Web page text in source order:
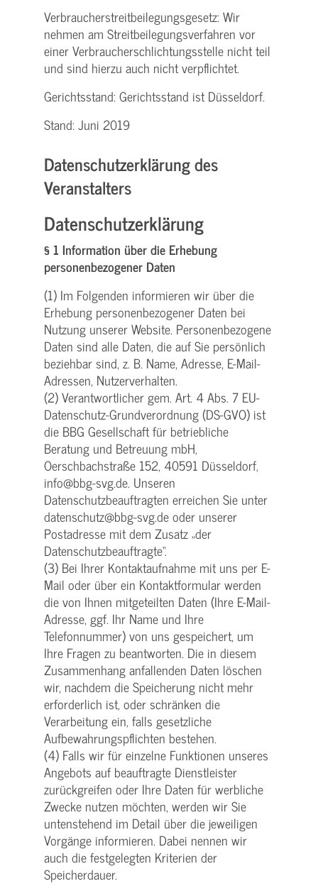
Verbraucher­streitbeilegungs­gesetz: Wir
nehmen am Streit­beilegungs­verfahren vor
einer Verbraucher­schlichtungs­stelle nicht teil
und sind hierzu auch nicht verpflichtet.
Gerichtsstand: Gerichtsstand ist Düsseldorf.
Stand: Juni 2019
Datenschutzerklärung des
Veranstalters
Datenschutzerklärung
§ 1 Information über die Erhebung
personenbezogener Daten
(1) Im Folgenden informieren wir über die
Erhebung personenbezogener Daten bei
Nutzung unserer Website. Personenbezogene
Daten sind alle Daten, die auf Sie persönlich
beziehbar sind, z. B. Name, Adresse, E-Mail-
Adressen, Nutzerverhalten.
(2) Verantwortlicher gem. Art. 4 Abs. 7 EU-
Datenschutz-Grundverordnung (DS-GVO) ist
die BBG Gesellschaft für betriebliche
Beratung und Betreuung mbH,
Oerschbachstraße 152, 40591 Düsseldorf,
info@bbg-svg.de. Unseren
Datenschutzbeauftragten erreichen Sie unter
datenschutz@bbg-svg.de oder unserer
Postadresse mit dem Zusatz „der
Datenschutzbeauftragte“.
(3) Bei Ihrer Kontaktaufnahme mit uns per E-
Mail oder über ein Kontaktformular werden
die von Ihnen mitgeteilten Daten (Ihre E-Mail-
Adresse, ggf. Ihr Name und Ihre
Telefonnummer) von uns gespeichert, um
Ihre Fragen zu beantworten. Die in diesem
Zusammenhang anfallenden Daten löschen
wir, nachdem die Speicherung nicht mehr
erforderlich ist, oder schränken die
Verarbeitung ein, falls gesetzliche
Aufbewahrungspflichten bestehen.
(4) Falls wir für einzelne Funktionen unseres
Angebots auf beauftragte Dienstleister
zurückgreifen oder Ihre Daten für werbliche
Zwecke nutzen möchten, werden wir Sie
untenstehend im Detail über die jeweiligen
Vorgänge informieren. Dabei nennen wir
auch die festgelegten Kriterien der
Speicherdauer.